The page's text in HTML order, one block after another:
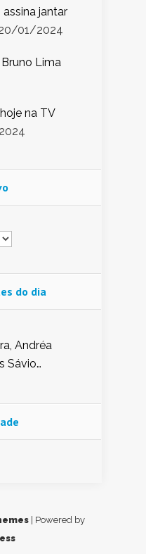
jantar
01/2024
Lima
na TV
do dia
Andréa
Sávio
Peixoto,
Mesel,
| Powered by